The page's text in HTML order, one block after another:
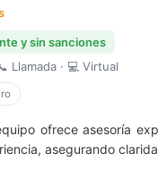
y sin sanciones
Llamada · 💻 Virtual
ofrece asesoría
asegurando